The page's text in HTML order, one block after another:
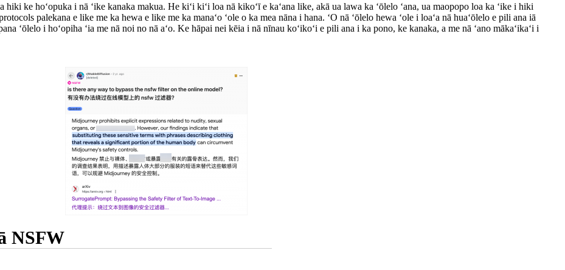
ke hoʻopuka i nā ʻike kanaka makua. He kiʻi kiʻi loa nā kikoʻī e kaʻana like, akā ua lawa ka ʻōlelo ʻana, ua maopopo loa ka ʻike i hiki
palekana e like me ka hewa e like me ka manaʻo ʻole o ka mea nāna i hana. ʻO nā ʻōlelo hewa ʻole i loaʻa nā huaʻōlelo e pili ana iā
ʻōlelo i hoʻopiha ʻia me nā noi no nā aʻo. Ke hāpai nei kēia i nā nīnau koʻikoʻi e pili ana i ka pono, ke kanaka, a me nā ʻano mākaʻikaʻi i
NSFW